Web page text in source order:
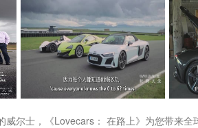
威尔士，《Lovecars： 在路上》为您带来